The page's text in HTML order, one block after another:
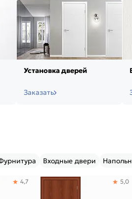
Установка дверей
Заказать
Входные двери
4,7 5,0